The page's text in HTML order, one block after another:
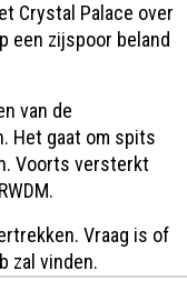
Crystal Palace over
een zijspoor beland
van de
Het gaat om spits
Voorts versterkt
Vraag is of
zal vinden.